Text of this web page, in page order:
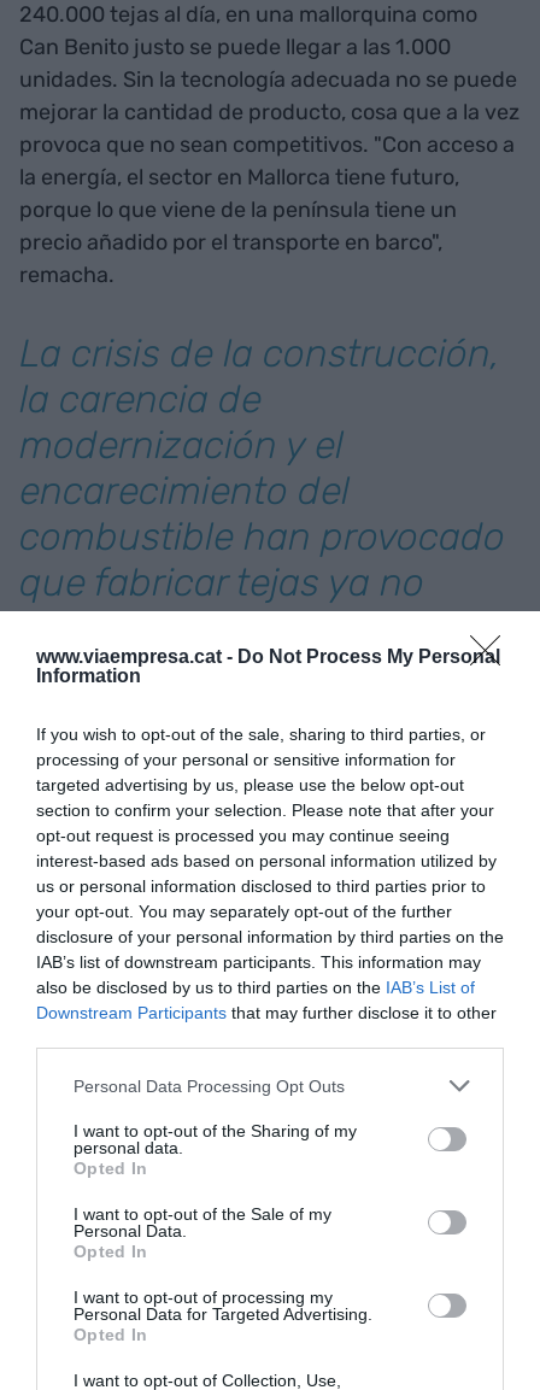
www.viaempresa.cat - Do Not Process My Personal
Information
If you wish to opt-out of the sale, sharing to third parties, or
processing of your personal or sensitive information for
targeted advertising by us, please use the below opt-out
section to confirm your selection. Please note that after your
opt-out request is processed you may continue seeing
interest-based ads based on personal information utilized by
us or personal information disclosed to third parties prior to
your opt-out. You may separately opt-out of the further
disclosure of your personal information by third parties on the
IAB’s list of downstream participants. This information may
also be disclosed by us to third parties on the IAB’s List of
Downstream Participants that may further disclose it to other
Personal Data Processing Opt Outs
I want to opt-out of the Sharing of my
personal data.
Opted In
I want to opt-out of the Sale of my
Personal Data.
Opted In
I want to opt-out of processing my
Personal Data for Targeted Advertising.
Opted In
I want to opt-out of Collection, Use,
240.000 tejas al día, en una mallorquina como
Can Benito justo se puede llegar a las 1.000
unidades. Sin la tecnología adecuada no se puede
mejorar la cantidad de producto, cosa que a la vez
provoca que no sean competitivos. "Con acceso a
la energía, el sector en Mallorca tiene futuro,
porque lo que viene de la península tiene un
precio añadido por el transporte en barco",
remacha.
La crisis de la construcción,
la carencia de
modernización y el
encarecimiento del
combustible han provocado
que fabricar tejas ya no
en las estufas. Si bien hasta ahora ellos eran los
únicos que quemaban residuo forestal, ahora
otras muchas industrias lo emplean y, por lo tanto,
el precio también crece. Y para acabarlo de
complicar, la producción de almendras ha ido
decayendo con los años en la isla.
Y después llegó la crisis del 2008, que fue la gota
colmó el vaso. La crisis de la construcción, la
carencia de modernización y el encarecimiento
ya no salga a cuenta. Las tejeras que sobreviven
lo hacen porque dedican muchas horas de
trabajo, puesto que la actividad casi no es
quedará ni una sola tejera, lo que no borró la crisis
ni la competencia de la península se lo llevará la
carencia de voluntad política. Y entonces se
perderán oficios y conocimiento y, entonces, nos
echarán de menos", se queja Torres.